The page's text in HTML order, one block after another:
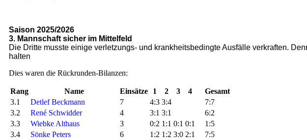
Saison 2025/2026
3. Mannschaft sicher im Mittelfeld
Die Dritte musste einige verletzungs- und krankheitsbedingte Ausfälle verkraften.
halten
Dies waren die Rückrunden-Bilanzen:
Rang Name Einsätze 1 2 3 4
Gesamt
3.1
Detlef Beckmann 7 4:3 3:4
7:7
3.2
René Schwidder 4 3:1 3:1
6:2
3.3
Wiebke Althaus 3 0:2 1:1 0:1 0:1
1:5
3.4
Sönke Peters 6 1:2 1:2 3:0 2:1
7:5